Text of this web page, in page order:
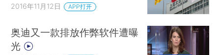
2016年11月12日 APP打开
奥迪又一款排放作弊软件遭曝
光